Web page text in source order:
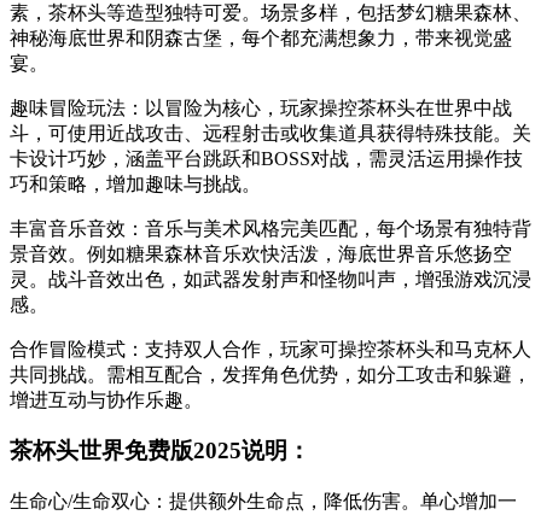
素，茶杯头等造型独特可爱。场景多样，包括梦幻糖果森林、
神秘海底世界和阴森古堡，每个都充满想象力，带来视觉盛
宴。
趣味冒险玩法：以冒险为核心，玩家操控茶杯头在世界中战
斗，可使用近战攻击、远程射击或收集道具获得特殊技能。关
卡设计巧妙，涵盖平台跳跃和BOSS对战，需灵活运用操作技
巧和策略，增加趣味与挑战。
丰富音乐音效：音乐与美术风格完美匹配，每个场景有独特背
景音效。例如糖果森林音乐欢快活泼，海底世界音乐悠扬空
灵。战斗音效出色，如武器发射声和怪物叫声，增强游戏沉浸
感。
合作冒险模式：支持双人合作，玩家可操控茶杯头和马克杯人
共同挑战。需相互配合，发挥角色优势，如分工攻击和躲避，
增进互动与协作乐趣。
茶杯头世界免费版2025说明：
生命心/生命双心：提供额外生命点，降低伤害。单心增加一